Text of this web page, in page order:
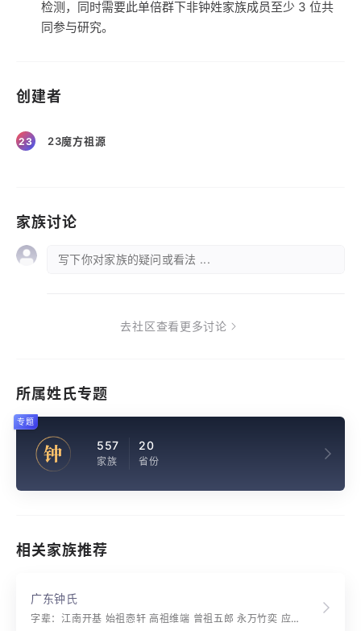
检测，同时需要此单倍群下非钟姓家族成员至少 3 位共
同参与研究。
创建者
23 23魔方祖源
家族讨论
写下你对家族的疑问或看法 ...
去社区查看更多讨论
所属姓氏专题
钟 557
家族
20
省份
专题
相关家族推荐
广东钟氏
字辈：江南开基 始祖悫轩 高祖维端 曾祖五郎 永万竹奕 应顺启元 成利贞宗 观光上国 荣任循良 建功立业 名誉显扬 培养原本 正直平康 登贤选俊 喜见赓飏 家传忠厚 泽荫芬芳 友恭慈信 礼义昭彰 行仁积德 致福兆祥 才全学广 品？端庄 典谟训诰 经济文章 继承先志 克振纲常 逢时展用 辅佐赞襄 基图广大 禄寿延长 百世基昌